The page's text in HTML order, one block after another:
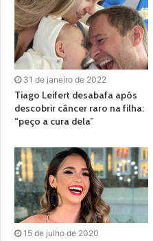
31 de janeiro de 2022
Tiago Leifert desabafa após
descobrir câncer raro na filha:
“peço a cura dela”
15 de julho de 2020